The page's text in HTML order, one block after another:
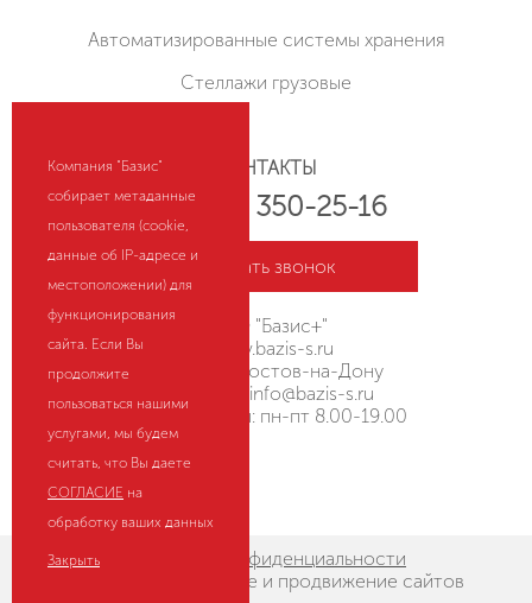
Автоматизированные системы хранения
Стеллажи грузовые
КОНТАКТЫ
+7 (800) 350-25-16
Заказать звонок
ООО "Базис+"
rostov.bazis-s.ru
Россия, г. Ростов-на-Дону
info@bazis-s.ru
Режим работы: пн-пт 8.00-19.00
Политика конфиденциальности
- создание и продвижение сайтов
Компания "Базис"
собирает метаданные
пользователя (cookie,
данные об IP-адресе и
местоположении) для
функционирования
сайта. Если Вы
продолжите
пользоваться нашими
услугами, мы будем
считать, что Вы даете
СОГЛАСИЕ на
обработку ваших данных
Закрыть